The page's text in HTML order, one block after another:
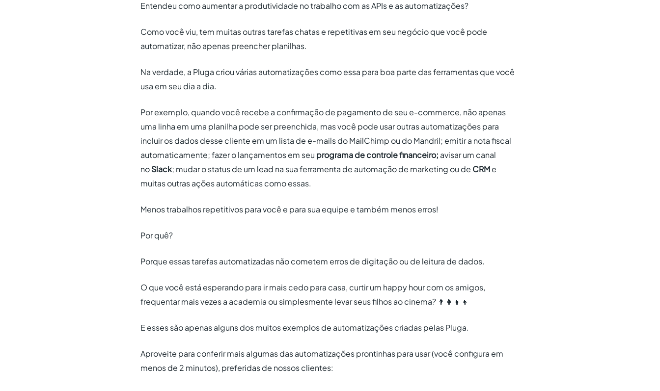
Entendeu como aumentar a produtividade no trabalho com as APIs e as automatizações?
Como você viu, tem muitas outras tarefas chatas e repetitivas em seu negócio que você pode
automatizar, não apenas preencher planilhas.
Na verdade, a Pluga criou várias automatizações como essa para boa parte das ferramentas que você
usa em seu dia a dia.
Por exemplo, quando você recebe a confirmação de pagamento de seu e-commerce, não apenas
uma linha em uma planilha pode ser preenchida, mas você pode usar outras automatizações para
incluir os dados desse cliente em um lista de e-mails do MailChimp ou do Mandril; emitir a nota fiscal
automaticamente; fazer o lançamentos em seu programa de controle financeiro; avisar um canal
noSlack; mudar o status de um lead na sua ferramenta de automação de marketing ou de CRMe
muitas outras ações automáticas como essas.
Menos trabalhos repetitivos para você e para sua equipe e também menos erros!
Por quê?
Porque essas tarefas automatizadas não cometem erros de digitação ou de leitura de dados.
O que você está esperando para ir mais cedo para casa, curtir um happy hour com os amigos,
frequentar mais vezes a academia ou simplesmente levar seus filhos ao cinema? 👨‍👩‍👧‍👦
E esses são apenas alguns dos muitos exemplos de automatizações criadas pelas Pluga.
Aproveite para conferir mais algumas das automatizações prontinhas para usar (você configura em
menos de 2 minutos), preferidas de nossos clientes: